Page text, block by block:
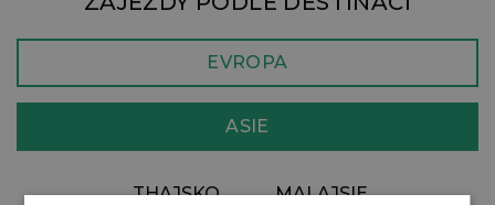
EVROPA
ASIE
THAJSKO
MALAJSIE